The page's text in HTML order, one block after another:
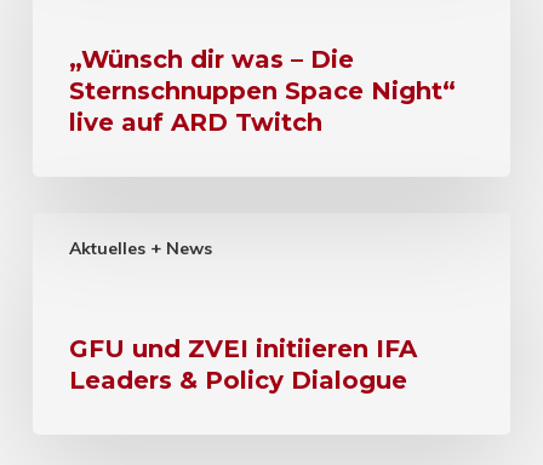
„Wünsch dir was – Die
Sternschnuppen Space Night“
live auf ARD Twitch
Aktuelles + News
GFU und ZVEI initiieren IFA
Leaders & Policy Dialogue